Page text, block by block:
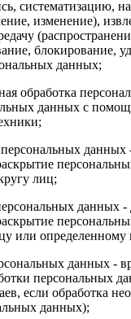
систематизацию,
изменение),
блокирование,
данных;
обработка
данных с
данных
лиц;
данных -
или определенному
данных -
персональных
если обработка
данных);